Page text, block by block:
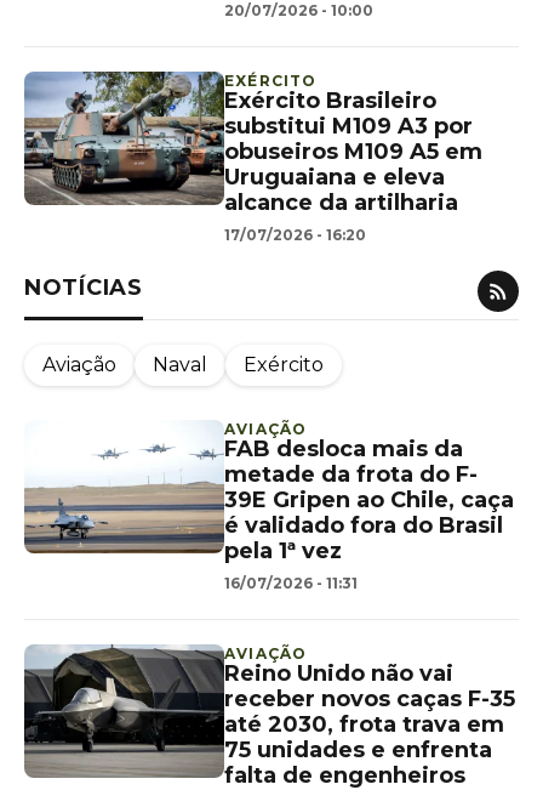
20/07/2026 - 10:00
EXÉRCITO
Exército Brasileiro
substitui M109 A3 por
obuseiros M109 A5 em
Uruguaiana e eleva
alcance da artilharia
17/07/2026 - 16:20
NOTÍCIAS
Aviação Naval Exército
AVIAÇÃO
FAB desloca mais da
metade da frota do F-
39E Gripen ao Chile, caça
é validado fora do Brasil
pela 1ª vez
16/07/2026 - 11:31
AVIAÇÃO
Reino Unido não vai
receber novos caças F-35
até 2030, frota trava em
75 unidades e enfrenta
falta de engenheiros